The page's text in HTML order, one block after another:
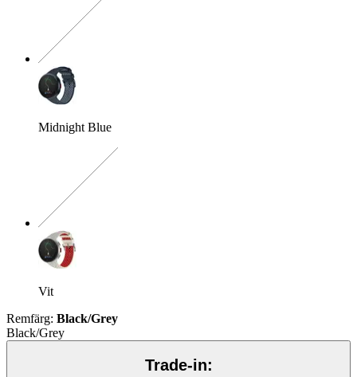
Midnight Blue
Vit
Remfärg: Black/Grey
Black/Grey
Trade-in: